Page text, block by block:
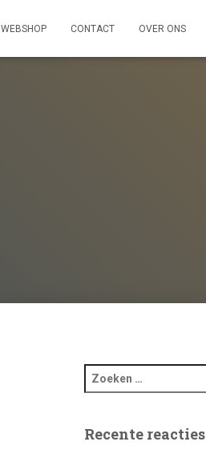
WEBSHOP CONTACT OVER ONS
o
e
Recente reacties